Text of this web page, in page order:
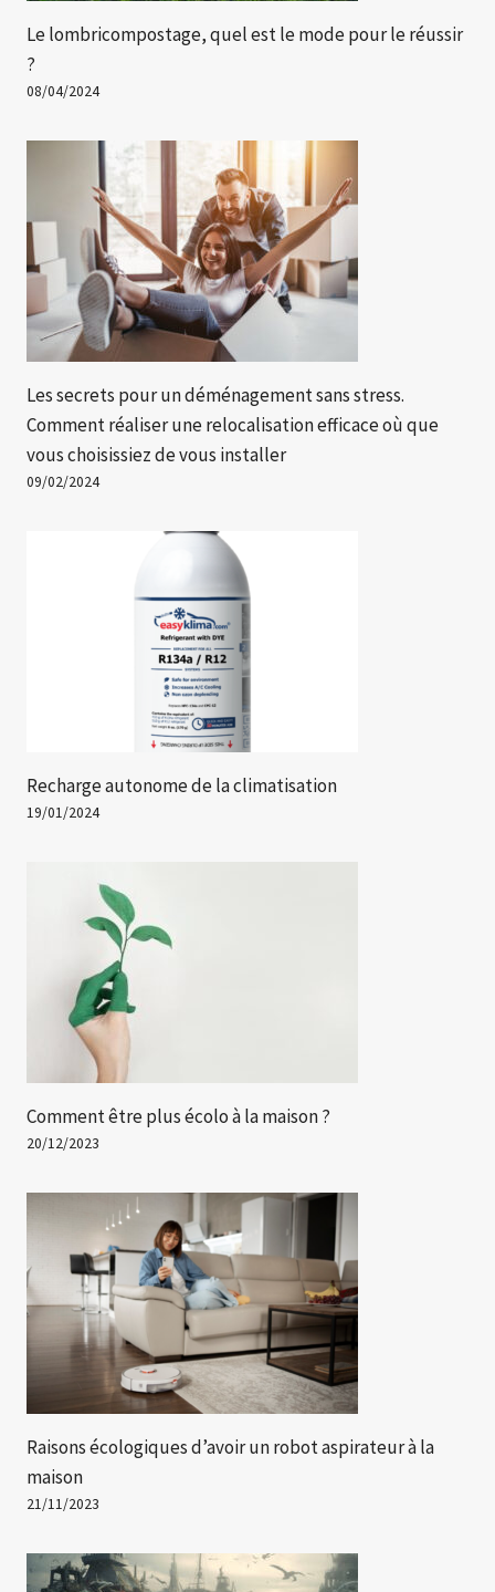
Le lombricompostage, quel est le mode pour le réussir
?
08/04/2024
Les secrets pour un déménagement sans stress.
Comment réaliser une relocalisation efficace où que
vous choisissiez de vous installer
09/02/2024
Recharge autonome de la climatisation
19/01/2024
Comment être plus écolo à la maison ?
20/12/2023
Raisons écologiques d’avoir un robot aspirateur à la
maison
21/11/2023